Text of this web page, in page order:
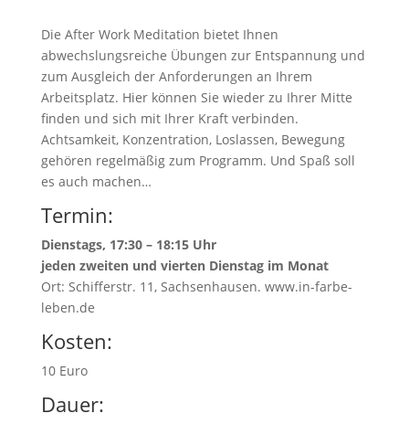
Die After Work Meditation bietet Ihnen
abwechslungsreiche Übungen zur Entspannung und
zum Ausgleich der Anforderungen an Ihrem
Arbeitsplatz. Hier können Sie wieder zu Ihrer Mitte
finden und sich mit Ihrer Kraft verbinden.
Achtsamkeit, Konzentration, Loslassen, Bewegung
gehören regelmäßig zum Programm. Und Spaß soll
es auch machen…
Termin:
Dienstags, 17:30 – 18:15 Uhr
jeden zweiten und vierten Dienstag im Monat
Ort: Schifferstr. 11, Sachsenhausen. www.in-farbe-
leben.de
Kosten:
10 Euro
Dauer: